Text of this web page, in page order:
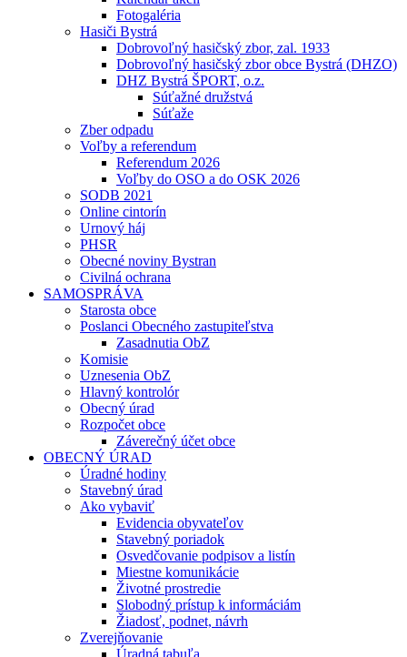
Fotogaléria
Hasiči Bystrá
Dobrovoľný hasičský zbor, zal. 1933
Dobrovoľný hasičský zbor obce Bystrá (DHZO)
DHZ Bystrá ŠPORT, o.z.
Súťažné družstvá
Súťaže
Zber odpadu
Voľby a referendum
Referendum 2026
Voľby do OSO a do OSK 2026
SODB 2021
Online cintorín
Urnový háj
PHSR
Obecné noviny Bystran
Civilná ochrana
SAMOSPRÁVA
Starosta obce
Poslanci Obecného zastupiteľstva
Zasadnutia ObZ
Komisie
Uznesenia ObZ
Hlavný kontrolór
Obecný úrad
Rozpočet obce
Záverečný účet obce
OBECNÝ ÚRAD
Úradné hodiny
Stavebný úrad
Ako vybaviť
Evidencia obyvateľov
Stavebný poriadok
Osvedčovanie podpisov a listín
Miestne komunikácie
Životné prostredie
Slobodný prístup k informáciám
Žiadosť, podnet, návrh
Zverejňovanie
Úradná tabuľa